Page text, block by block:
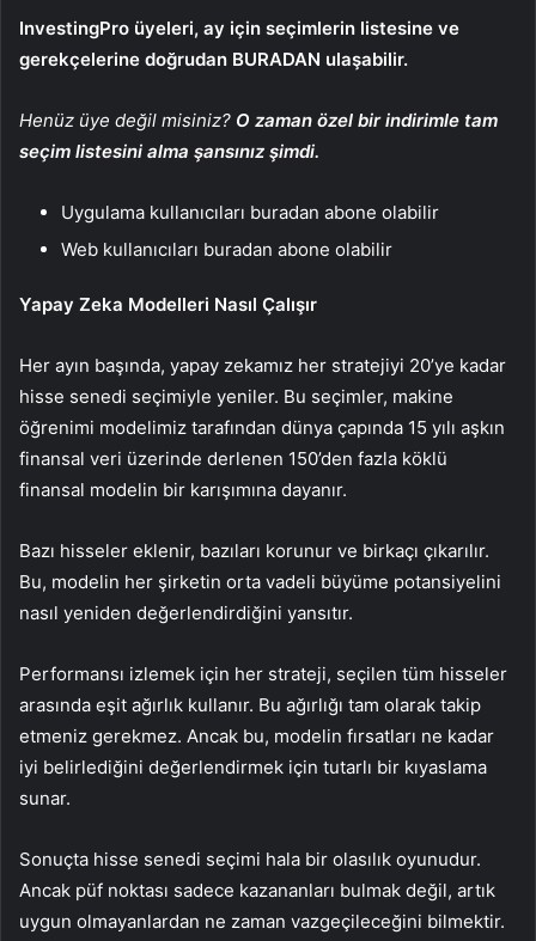
InvestingPro üyeleri, ay için seçimlerin listesine ve
gerekçelerine doğrudan BURADAN ulaşabilir.
Henüz üye değil misiniz? O zaman özel bir indirimle tam
seçim listesini alma şansınız şimdi.
Uygulama kullanıcıları buradan abone olabilir
Web kullanıcıları buradan abone olabilir
Yapay Zeka Modelleri Nasıl Çalışır
Her ayın başında, yapay zekamız her stratejiyi 20’ye kadar
hisse senedi seçimiyle yeniler. Bu seçimler, makine
öğrenimi modelimiz tarafından dünya çapında 15 yılı aşkın
finansal veri üzerinde derlenen 150’den fazla köklü
finansal modelin bir karışımına dayanır.
Bazı hisseler eklenir, bazıları korunur ve birkaçı çıkarılır.
Bu, modelin her şirketin orta vadeli büyüme potansiyelini
nasıl yeniden değerlendirdiğini yansıtır.
Performansı izlemek için her strateji, seçilen tüm hisseler
arasında eşit ağırlık kullanır. Bu ağırlığı tam olarak takip
etmeniz gerekmez. Ancak bu, modelin fırsatları ne kadar
iyi belirlediğini değerlendirmek için tutarlı bir kıyaslama
sunar.
Sonuçta hisse senedi seçimi hala bir olasılık oyunudur.
Ancak püf noktası sadece kazananları bulmak değil, artık
uygun olmayanlardan ne zaman vazgeçileceğini bilmektir.